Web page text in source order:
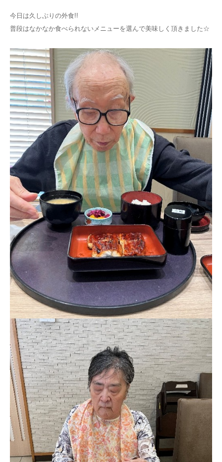
今日は久しぶりの外食!!
普段はなかなか食べられないメニューを選んで美味しく頂きました☆